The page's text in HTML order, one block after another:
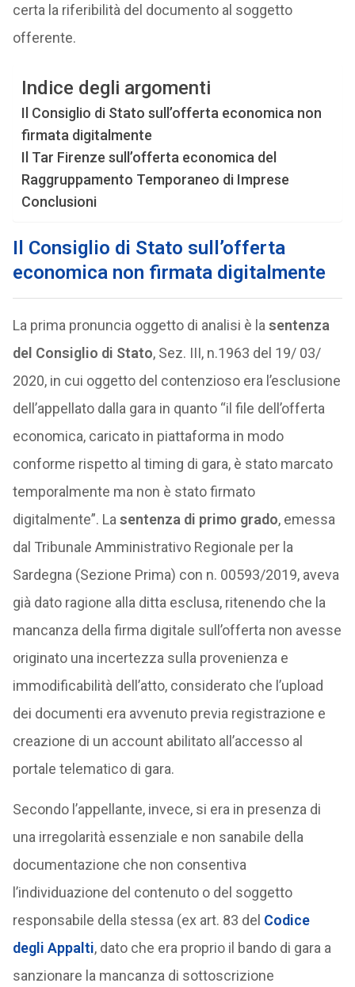
certa la riferibilità del documento al soggetto
offerente.
Indice degli argomenti
Il Consiglio di Stato sull’offerta economica non
firmata digitalmente
Il Tar Firenze sull’offerta economica del
Raggruppamento Temporaneo di Imprese
Conclusioni
Il Consiglio di Stato sull’offerta
economica non firmata digitalmente
La prima pronuncia oggetto di analisi è la sentenza
del Consiglio di Stato, Sez. III, n.1963 del 19/ 03/
2020, in cui oggetto del contenzioso era l’esclusione
dell’appellato dalla gara in quanto “il file dell’offerta
economica, caricato in piattaforma in modo
conforme rispetto al timing di gara, è stato marcato
temporalmente ma non è stato firmato
digitalmente”. La sentenza di primo grado, emessa
dal Tribunale Amministrativo Regionale per la
Sardegna (Sezione Prima) con n. 00593/2019, aveva
già dato ragione alla ditta esclusa, ritenendo che la
mancanza della firma digitale sull’offerta non avesse
originato una incertezza sulla provenienza e
immodificabilità dell’atto, considerato che l’upload
dei documenti era avvenuto previa registrazione e
creazione di un account abilitato all’accesso al
portale telematico di gara.
Secondo l’appellante, invece, si era in presenza di
una irregolarità essenziale e non sanabile della
documentazione che non consentiva
l’individuazione del contenuto o del soggetto
responsabile della stessa (ex art. 83 del Codice
degli Appalti, dato che era proprio il bando di gara a
sanzionare la mancanza di sottoscrizione